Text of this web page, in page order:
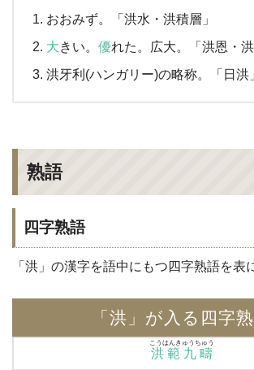
おおみず。「洪水・洪積層」
大きい。 優れた。広大。「洪恩・洪
洪牙利(ハンガリー)の略称。「日洪
熟語
四字熟語
「洪」の漢字を語中にもつ四字熟語を表
「洪」が入る四字
洪範九疇
こうはんきゅうちゅう